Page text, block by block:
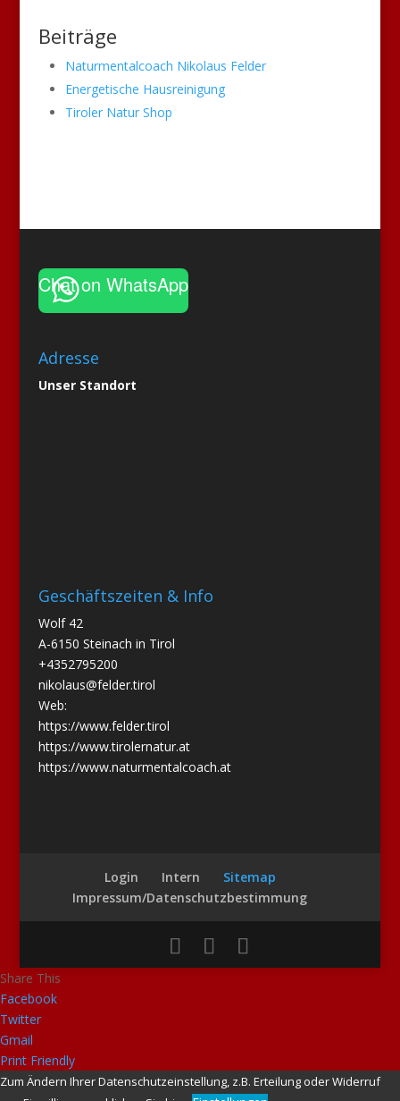
Beiträge
Naturmentalcoach Nikolaus Felder
Energetische Hausreinigung
Tiroler Natur Shop
Chat on WhatsApp
Adresse
Unser Standort
Geschäftszeiten & Info
Wolf 42
A-6150 Steinach in Tirol
+4352795200
nikolaus@felder.tirol
Web:
https://www.felder.tirol
https://www.tirolernatur.at
https://www.naturmentalcoach.at
Login Intern
Sitemap
Impressum/Datenschutzbestimmung
Share This
Facebook
Twitter
Gmail
Print Friendly
Zum Ändern Ihrer Datenschutzeinstellung, z.B. Erteilung oder Widerruf